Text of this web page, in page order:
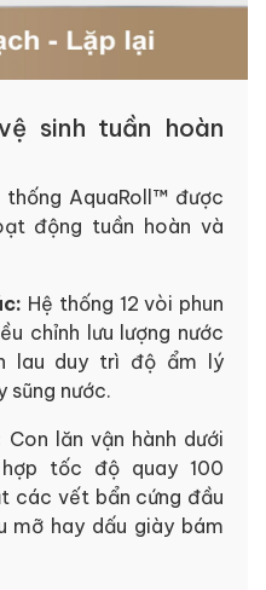
sinh tuần hoàn
AquaRoll™ được
động tuần hoàn và
Hệ thống 12 vòi phun
chỉnh lưu lượng nước
lau duy trì độ ẩm lý
sũng nước.
Con lăn vận hành dưới
tốc độ quay 100
các vết bẩn cứng đầu
mỡ hay dấu giày bám